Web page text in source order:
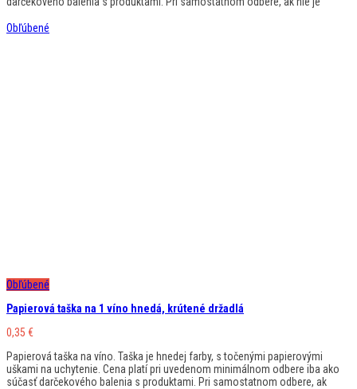
Obľúbené
Obľúbené
Papierová taška na 1 víno hnedá, krútené držadlá
0,35 €
Papierová taška na víno. Taška je hnedej farby, s točenými papierovými
uškami na uchytenie. Cena platí pri uvedenom minimálnom odbere iba ako
súčasť darčekového balenia s produktami. Pri samostatnom odbere, ak